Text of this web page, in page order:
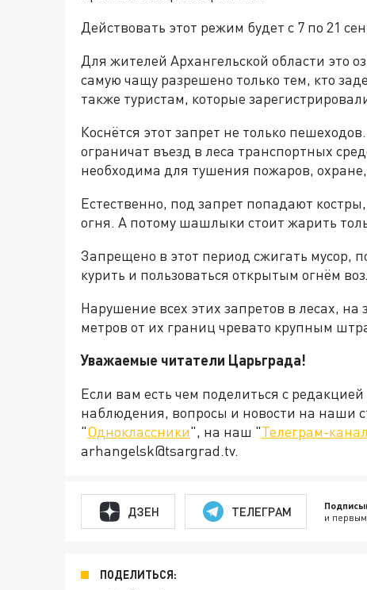
Действовать этот режим будет с 7 по 21
Для жителей Архангельской области это
самую чащу разрешено только тем, кто
также туристам, которые
Коснётся этот запрет не только
ограничат въезд в леса транспортных
необходима для тушения пожаров,
Естественно, под запрет попадают
огня. А потому шашлыки стоит жарить
Запрещено в этот период сжигать мусор,
курить и пользоваться открытым огнём
Нарушение всех этих запретов в лесах,
метров от их границ чревато крупным
Уважаемые читатели Царьграда!
Если вам есть чем поделиться с
наблюдения, вопросы и новости на наши
"Одноклассники", на наш "Телеграм-канал
arhangelsk@tsargrad.tv.
ДЗЕН ТЕЛЕГРАМ и
ПОДЕЛИТЬСЯ: